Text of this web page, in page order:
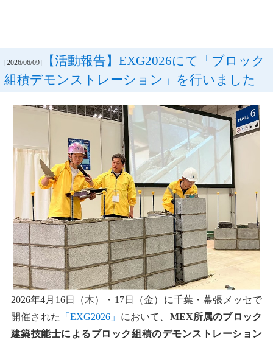
[2026/06/09]
【活動報告】EXG2026にて「ブロック
組積デモンストレーション」を行いました
2026年4月16日（木）・17日（金）に千葉・幕張メッセで
開催された
「EXG2026」 において、 MEX所属のブロック
建築技能士によるブロック組積のデモンストレーション